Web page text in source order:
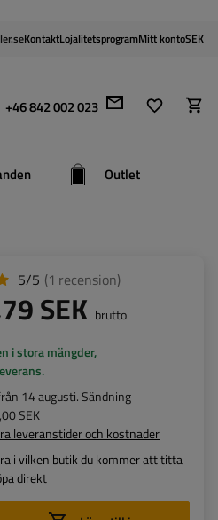
KontaktLojalitetsprogramMitt kontoSEK
+46 842 002 023
Outlet
5/5 (1 recension)
SEK brutto
i stora mängder,
14 augusti. Sändning
SEK
leveranstider och kostnader
i vilken butik du kommer att titta
direkt